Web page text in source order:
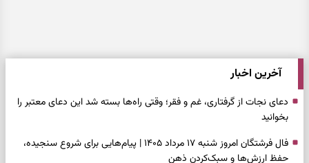
آخرین اخبار
دعای نجات از گرفتاری، غم و فقر؛ وقتی راه‌ها بسته شد این دعای معتبر را
بخوانید
فال فرشتگان امروز شنبه ۱۷ مرداد ۱۴۰۵ | پیام‌هایی برای شروع سنجیده،
حفظ ارزش‌ها و سبک‌کردن ذهن